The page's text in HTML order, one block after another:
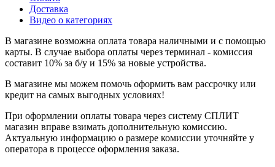
Доставка
Видео о категориях
В магазине возможна оплата товара наличными и с помощью
карты. В случае выбора оплаты через терминал - комиссия
составит 10% за б/у и 15% за новые устройства.
В магазине мы можем помочь оформить вам рассрочку или
кредит на самых выгодных условиях!
При оформлении оплаты товара через систему СПЛИТ
магазин вправе взимать дополнительную комиссию.
Актуальную информацию о размере комиссии уточняйте у
оператора в процессе оформления заказа.